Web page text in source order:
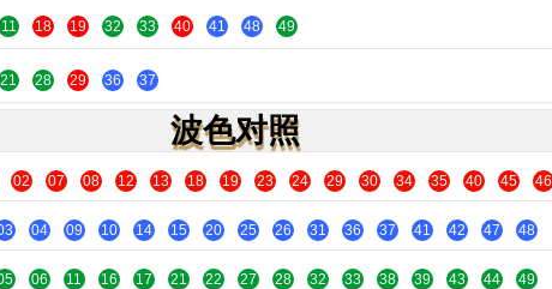
11 18 19 32 33 40 41 48 49
21 28 29 36 37
波色对照
02 07 08 12 13 18 19 23 24 29 30 34 35 40 45 46
04 09 10 14 15 20 25 26 31 36 37 41 42 47 48
06 11 16 17 21 22 27 28 32 33 38 39 43 44 49